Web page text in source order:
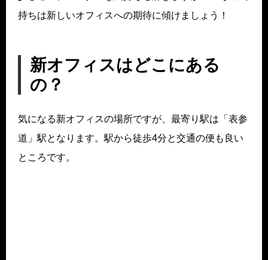
持ちは新しいオフィスへの期待に傾けましょう！
新オフィスはどこにある
の？
気になる新オフィスの場所ですが、最寄り駅は「表参
道」駅となります。駅から徒歩4分と交通の便も良い
ところです。